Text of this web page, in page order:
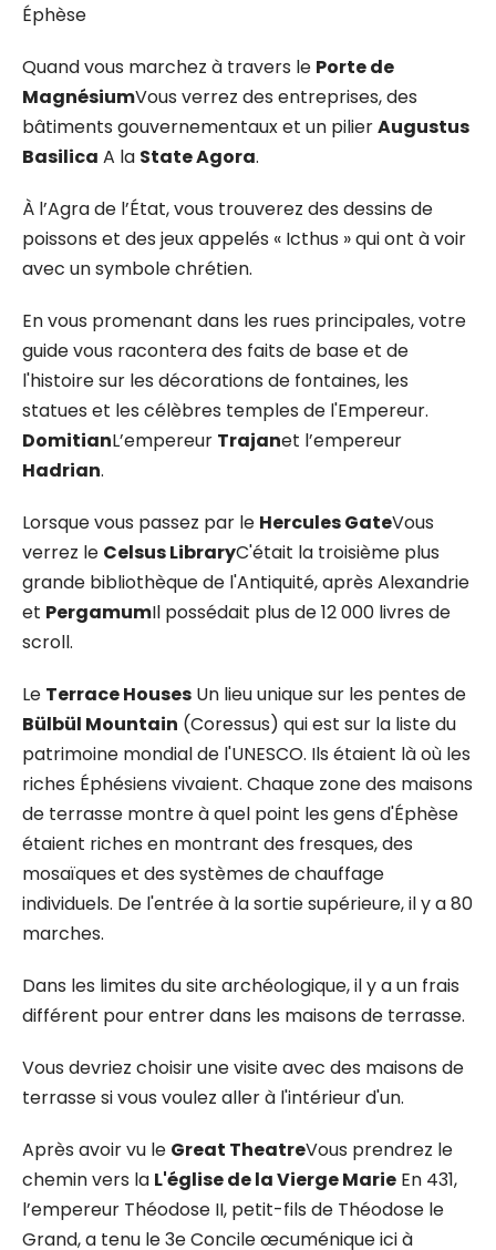
Éphèse
Quand vous marchez à travers le Porte de
MagnésiumVous verrez des entreprises, des
bâtiments gouvernementaux et un pilierAugustus
Basilica A la State Agora.
À l’Agra de l’État, vous trouverez des dessins de
poissons et des jeux appelés « Icthus » qui ont à voir
avec un symbole chrétien.
En vous promenant dans les rues principales, votre
guide vous racontera des faits de base et de
l'histoire sur les décorations de fontaines, les
statues et les célèbres temples de l'Empereur.
DomitianL’empereur Trajanet l’empereur
Hadrian.
Lorsque vous passez par le Hercules GateVous
verrez le Celsus LibraryC'était la troisième plus
grande bibliothèque de l'Antiquité, après Alexandrie
et PergamumIl possédait plus de 12 000 livres de
scroll.
Le Terrace Houses Un lieu unique sur les pentes de
Bülbül Mountain (Coressus) qui est sur la liste du
patrimoine mondial de l'UNESCO. Ils étaient là où les
riches Éphésiens vivaient. Chaque zone des maisons
de terrasse montre à quel point les gens d'Éphèse
étaient riches en montrant des fresques, des
mosaïques et des systèmes de chauffage
individuels. De l'entrée à la sortie supérieure, il y a 80
marches.
Dans les limites du site archéologique, il y a un frais
différent pour entrer dans les maisons de terrasse.
Vous devriez choisir une visite avec des maisons de
terrasse si vous voulez aller à l'intérieur d'un.
Après avoir vu le Great TheatreVous prendrez le
chemin vers la L'église de la Vierge Marie En 431,
l’empereur Théodose II, petit-fils de Théodose le
Grand, a tenu le 3e Concile œcuménique ici à